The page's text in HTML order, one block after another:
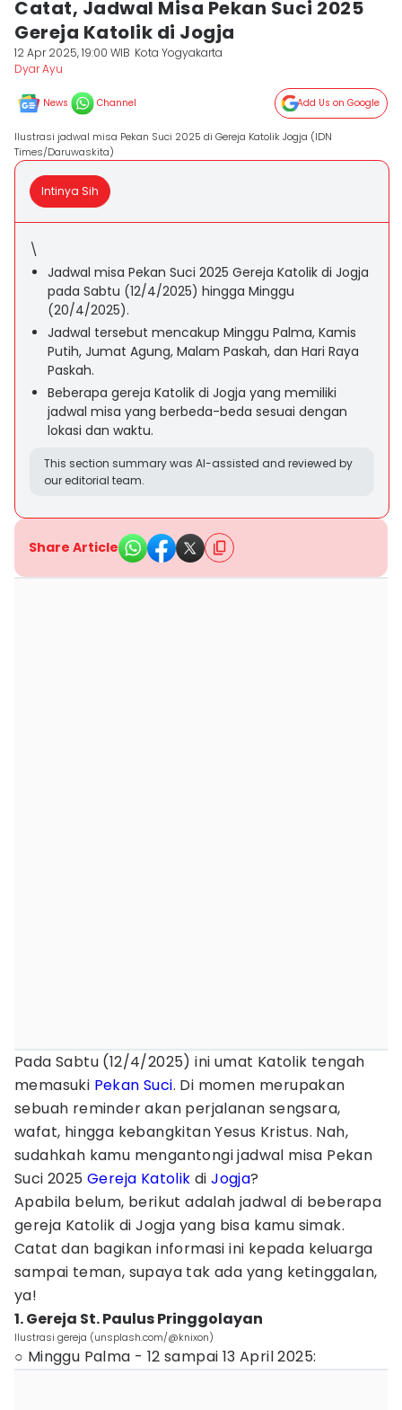
Catat, Jadwal Misa Pekan Suci 2025
Gereja Katolik di Jogja
12 Apr 2025, 19:00 WIB Kota Yogyakarta
Dyar Ayu
News Channel Add Us on Google
Ilustrasi jadwal misa Pekan Suci 2025 di Gereja Katolik Jogja (IDN
Times/Daruwaskita)
Intinya Sih
\
Jadwal misa Pekan Suci 2025 Gereja Katolik di Jogja
pada Sabtu (12/4/2025) hingga Minggu
(20/4/2025).
Jadwal tersebut mencakup Minggu Palma, Kamis
Putih, Jumat Agung, Malam Paskah, dan Hari Raya
Paskah.
Beberapa gereja Katolik di Jogja yang memiliki
jadwal misa yang berbeda-beda sesuai dengan
lokasi dan waktu.
This section summary was AI-assisted and reviewed by
our editorial team.
Share Article
Pada Sabtu (12/4/2025) ini umat Katolik tengah
memasuki Pekan Suci. Di momen merupakan
sebuah reminder akan perjalanan sengsara,
wafat, hingga kebangkitan Yesus Kristus. Nah,
sudahkah kamu mengantongi jadwal misa Pekan
Suci 2025Gereja Katolik diJogja?
Apabila belum, berikut adalah jadwal di beberapa
gereja Katolik di Jogja yang bisa kamu simak.
Catat dan bagikan informasi ini kepada keluarga
sampai teman, supaya tak ada yang ketinggalan,
ya!
1. Gereja St. Paulus Pringgolayan
Ilustrasi gereja (unsplash.com/@knixon)
○ Minggu Palma - 12 sampai 13 April 2025: